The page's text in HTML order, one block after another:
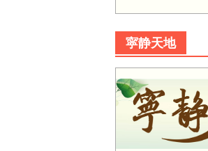
寜静天地